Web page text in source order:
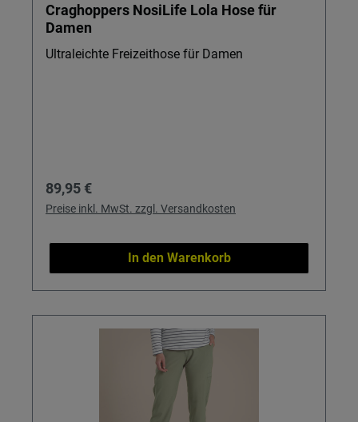
Craghoppers NosiLife Lola Hose für
Damen
Ultraleichte Freizeithose für Damen
Regulärer Preis:
89,95 €
Preise inkl. MwSt. zzgl. Versandkosten
In den Warenkorb